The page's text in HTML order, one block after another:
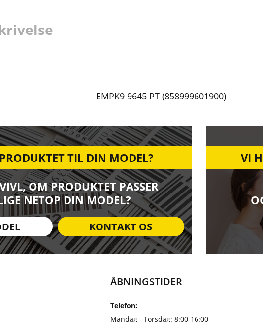
EMPK9 9645 PT (858999601900)
TIL DIN MODEL?
OM PRODUKTET PASSER
NETOP DIN MODEL?
KONTAKT OS
VI
ÅBNINGSTIDER
Telefon:
Mandag - Torsdag: 8:00-16:00